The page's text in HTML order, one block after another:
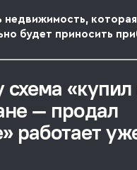
недвижимость, которая
будет приносить
«купил
— продал
работает